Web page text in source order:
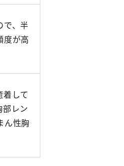
で、半
度が高
着して
レン
ん性胸